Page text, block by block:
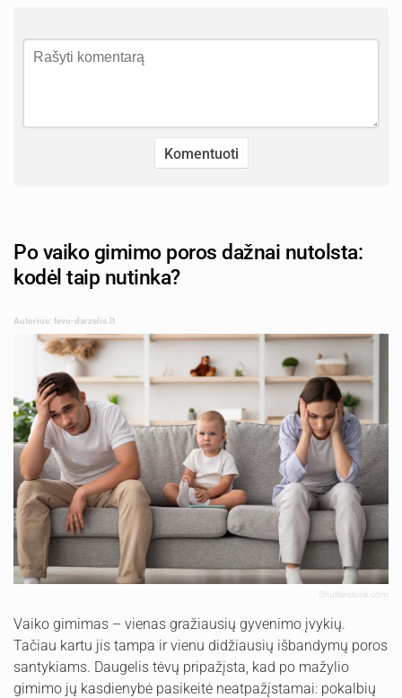
Po vaiko gimimo poros dažnai nutolsta:
kodėl taip nutinka?
Autorius: tevu-darzelis.lt
Shutterstock.com
Vaiko gimimas – vienas gražiausių gyvenimo įvykių.
Tačiau kartu jis tampa ir vienu didžiausių išbandymų poros
santykiams. Daugelis tėvų pripažįsta, kad po mažylio
gimimo jų kasdienybė pasikeitė neatpažįstamai: pokalbių